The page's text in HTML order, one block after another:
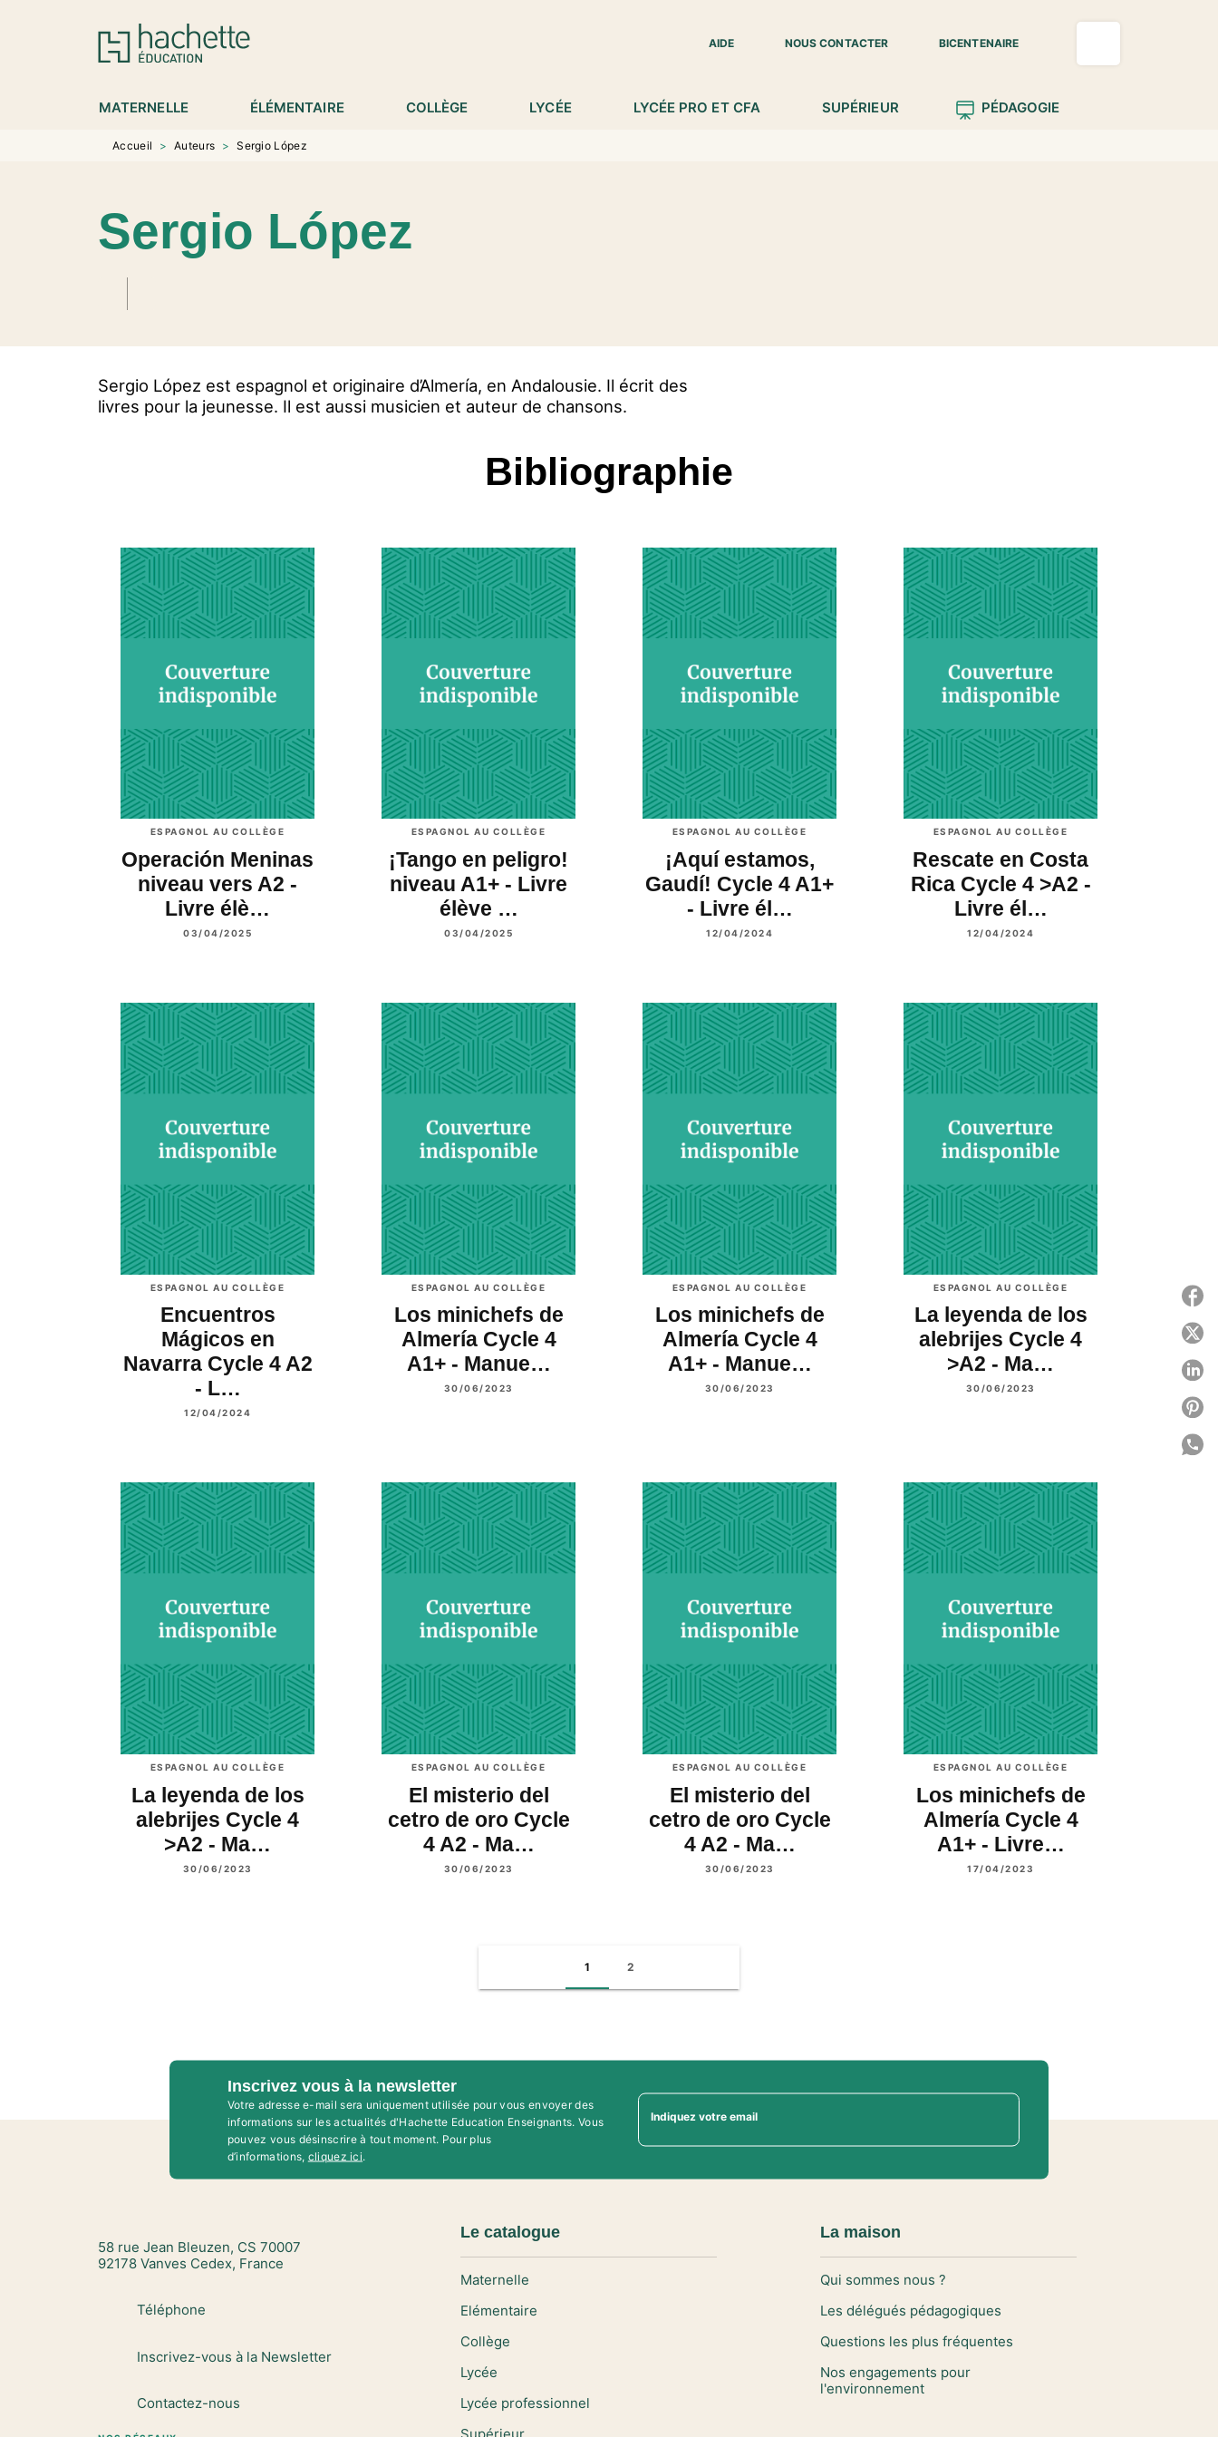
MENU RECHERCHE
AIDE
NOUS CONTACTER BICENTENAIRE
MATERNELLE ÉLÉMENTAIRE COLLÈGE LYCÉE LYCÉE PRO ET CFA SUPÉRIEUR PÉDAGOGIE
Accueil > Auteurs > Sergio López
Sergio López
Sergio López est espagnol et originaire d’Almería, en Andalousie. Il écrit des
livres pour la jeunesse. Il est aussi musicien et auteur de chansons.
Bibliographie
ESPAGNOL AU COLLÈGE
Operación Meninas
niveau vers A2 -
Livre élè…
03/04/2025
ESPAGNOL AU COLLÈGE
¡Tango en peligro!
niveau A1+ - Livre
élève …
03/04/2025
ESPAGNOL AU COLLÈGE
¡Aquí estamos,
Gaudí! Cycle 4 A1+
- Livre él…
12/04/2024
ESPAGNOL AU COLLÈGE
Rescate en Costa
Rica Cycle 4 >A2 -
Livre él…
12/04/2024
ESPAGNOL AU COLLÈGE
Encuentros
Mágicos en
Navarra Cycle 4 A2
- L…
12/04/2024
ESPAGNOL AU COLLÈGE
Los minichefs de
Almería Cycle 4
A1+ - Manue…
30/06/2023
ESPAGNOL AU COLLÈGE
Los minichefs de
Almería Cycle 4
A1+ - Manue…
30/06/2023
ESPAGNOL AU COLLÈGE
La leyenda de los
alebrijes Cycle 4
>A2 - Ma…
30/06/2023
ESPAGNOL AU COLLÈGE
La leyenda de los
alebrijes Cycle 4
>A2 - Ma…
30/06/2023
ESPAGNOL AU COLLÈGE
El misterio del
cetro de oro Cycle
4 A2 - Ma…
30/06/2023
ESPAGNOL AU COLLÈGE
El misterio del
cetro de oro Cycle
4 A2 - Ma…
30/06/2023
ESPAGNOL AU COLLÈGE
Los minichefs de
Almería Cycle 4
A1+ - Livre…
17/04/2023
1 2
Inscrivez vous à la newsletter
Votre adresse e-mail sera uniquement utilisée pour vous envoyer des
informations sur les actualités d'Hachette Education Enseignants. Vous
pouvez vous désinscrire à tout moment. Pour plus
d’informations, cliquez ici.
Indiquez votre email
58 rue Jean Bleuzen, CS 70007
92178 Vanves Cedex, France
Téléphone
Inscrivez-vous à la Newsletter
Contactez-nous
Le catalogue
Maternelle
Elémentaire
Collège
Lycée
Lycée professionnel
Supérieur
La maison
Qui sommes nous ?
Les délégués pédagogiques
Questions les plus fréquentes
Nos engagements pour
l'environnement